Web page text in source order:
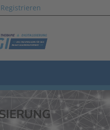
Registrieren